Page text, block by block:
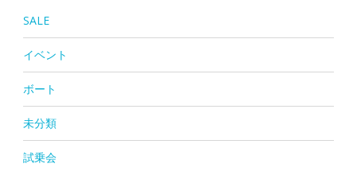
SALE
イベント
ボート
未分類
試乗会